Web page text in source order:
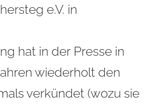
e.V. in
hat in der Presse in
wiederholt den
verkündet (wozu sie